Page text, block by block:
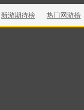
新游期待榜 热门网游榜